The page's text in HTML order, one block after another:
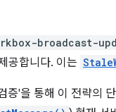
broadcast-
공합니다. 이는
증'을 통해 이 전략의